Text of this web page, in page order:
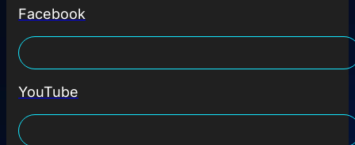
Facebook
YouTube